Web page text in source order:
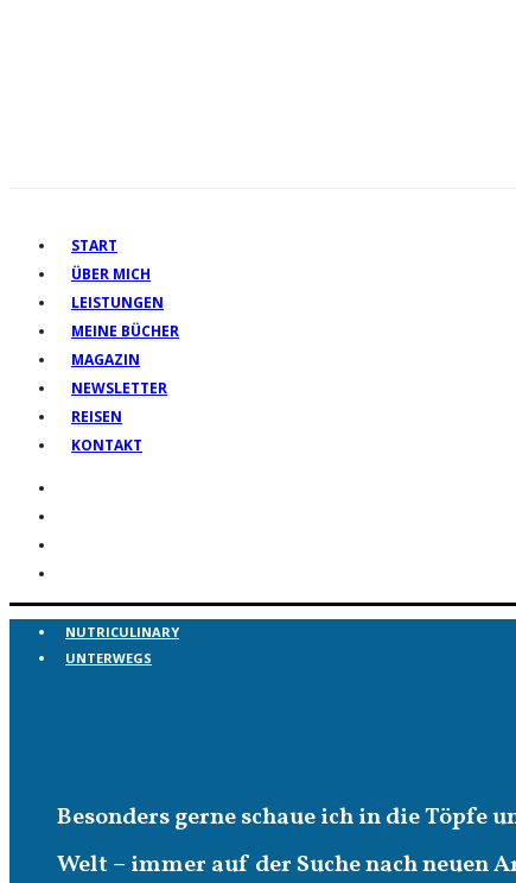
START
ÜBER MICH
LEISTUNGEN
MEINE BÜCHER
MAGAZIN
NEWSLETTER
REISEN
KONTAKT
NUTRICULINARY
UNTERWEGS
Besonders gerne schaue ich in die
Welt – immer auf der Suche nach neuen